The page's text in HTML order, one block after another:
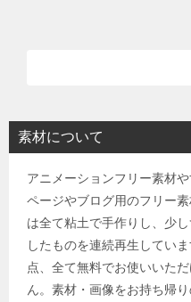
素材について
アニメーションフリー素材
ページやブログ用のフリー
は全て粘土で手作りし、少
したものを連続再生してい
点、全て無料でお使いいた
ん。素材・画像をお持ち帰